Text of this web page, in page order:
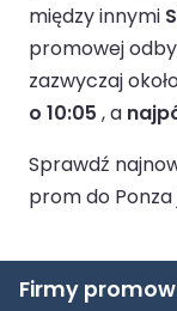
między innymi
promowej
zazwyczaj
o 10:05 , a
Sprawdź
prom do Ponza
Firmy